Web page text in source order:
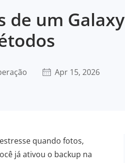
de um Galaxy
Apr 15, 2026
quando fotos,
já ativou o backup na